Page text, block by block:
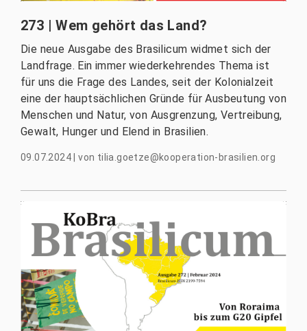
273 | Wem gehört das Land?
Die neue Ausgabe des Brasilicum widmet sich der
Landfrage. Ein immer wiederkehrendes Thema ist
für uns die Frage des Landes, seit der Kolonialzeit
eine der hauptsächlichen Gründe für Ausbeutung von
Menschen und Natur, von Ausgrenzung, Vertreibung,
Gewalt, Hunger und Elend in Brasilien.
09.07.2024 |von tilia.goetze@kooperation-brasilien.org